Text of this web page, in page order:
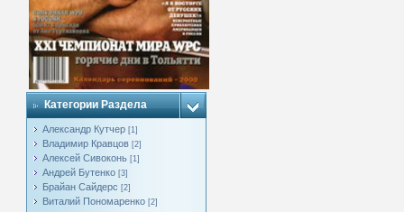
Категории Раздела
Александр Кутчер [1]
Владимир Кравцов [2]
Алексей Сивоконь [1]
Андрей Бутенко [3]
Брайан Сайдерс [2]
Виталий Пономаренко [2]